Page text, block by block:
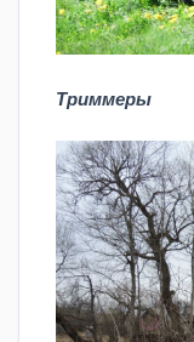
Триммеры